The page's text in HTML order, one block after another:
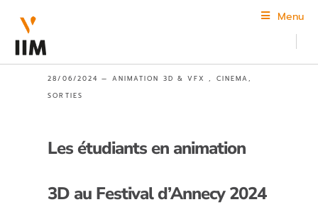
Menu
28/06/2024 — ANIMATION 3D & VFX , CINEMA,
SORTIES
Les étudiants en animation
3D au Festival d’Annecy 2024